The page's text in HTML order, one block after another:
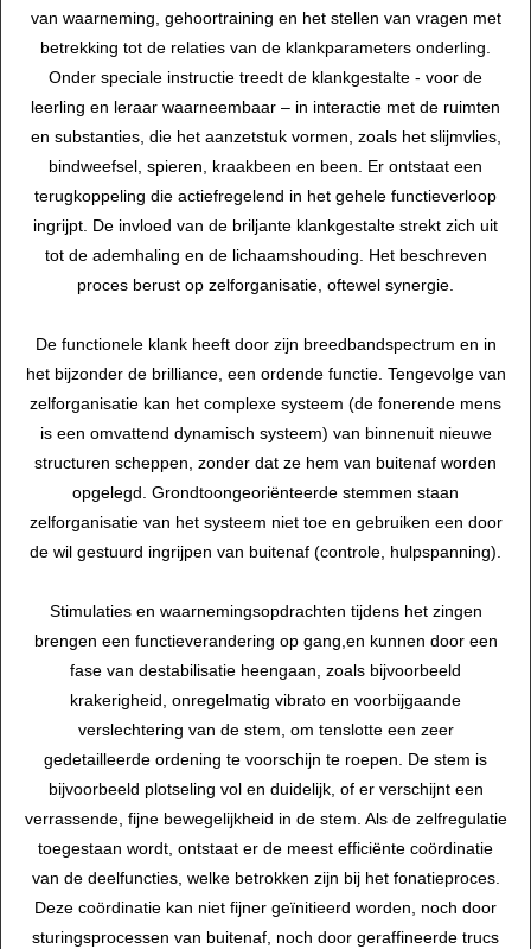
van waarneming, gehoortraining en het stellen van vragen met
betrekking tot de relaties van de klankparameters onderling.
Onder speciale instructie treedt de klankgestalte - voor de
leerling en leraar waarneembaar – in interactie met de ruimten
en substanties, die het aanzetstuk vormen, zoals het slijmvlies,
bindweefsel, spieren, kraakbeen en been. Er ontstaat een
terugkoppeling die actiefregelend in het gehele functieverloop
ingrijpt. De invloed van de briljante klankgestalte strekt zich uit
tot de ademhaling en de lichaamshouding. Het beschreven
proces berust op zelforganisatie, oftewel synergie.
De functionele klank heeft door zijn breedbandspectrum en in
het bijzonder de brilliance, een ordende functie. Tengevolge van
zelforganisatie kan het complexe systeem (de fonerende mens
is een omvattend dynamisch systeem) van binnenuit nieuwe
structuren scheppen, zonder dat ze hem van buitenaf worden
opgelegd. Grondtoongeoriënteerde stemmen staan
zelforganisatie van het systeem niet toe en gebruiken een door
de wil gestuurd ingrijpen van buitenaf (controle, hulpspanning).
Stimulaties en waarnemingsopdrachten tijdens het zingen
brengen een functieverandering op gang,en kunnen door een
fase van destabilisatie heengaan, zoals bijvoorbeeld
krakerigheid, onregelmatig vibrato en voorbijgaande
verslechtering van de stem, om tenslotte een zeer
gedetailleerde ordening te voorschijn te roepen. De stem is
bijvoorbeeld plotseling vol en duidelijk, of er verschijnt een
verrassende, fijne bewegelijkheid in de stem. Als de zelfregulatie
toegestaan wordt, ontstaat er de meest efficiënte coördinatie
van de deelfuncties, welke betrokken zijn bij het fonatieproces.
Deze coördinatie kan niet fijner geïnitieerd worden, noch door
sturingsprocessen van buitenaf, noch door geraffineerde trucs